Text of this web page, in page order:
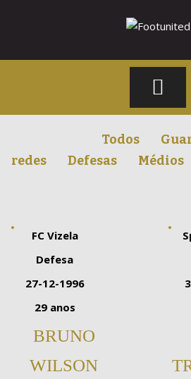
Footunited
Todos
redes
Defesas Médios
FC Vizela
Defesa
27-12-1996
29 anos
BRUNO
WILSON